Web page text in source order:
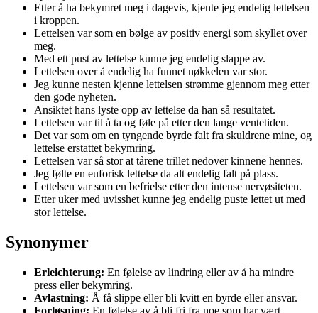
Etter å ha bekymret meg i dagevis, kjente jeg endelig lettelsen
i kroppen.
Lettelsen var som en bølge av positiv energi som skyllet over
meg.
Med ett pust av lettelse kunne jeg endelig slappe av.
Lettelsen over å endelig ha funnet nøkkelen var stor.
Jeg kunne nesten kjenne lettelsen strømme gjennom meg etter
den gode nyheten.
Ansiktet hans lyste opp av lettelse da han så resultatet.
Lettelsen var til å ta og føle på etter den lange ventetiden.
Det var som om en tyngende byrde falt fra skuldrene mine, og
lettelse erstattet bekymring.
Lettelsen var så stor at tårene trillet nedover kinnene hennes.
Jeg følte en euforisk lettelse da alt endelig falt på plass.
Lettelsen var som en befrielse etter den intense nervøsiteten.
Etter uker med uvisshet kunne jeg endelig puste lettet ut med
stor lettelse.
Synonymer
Erleichterung: En følelse av lindring eller av å ha mindre
press eller bekymring.
Avlastning: Å få slippe eller bli kvitt en byrde eller ansvar.
Forløsning: En følelse av å bli fri fra noe som har vært